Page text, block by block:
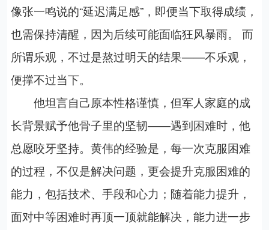
像张一鸣说的“延迟满足感”，即便当下取得成绩，
也需保持清醒，因为后续可能面临狂风暴雨。
而
所谓乐观，不过是熬过明天的结果——不乐观，
便撑不过当下。
他坦言自己原本性格谨慎，但军人家庭的成
长背景赋予他骨子里的坚韧——遇到困难时，他
总愿咬牙坚持。黄伟的经验是，每一次克服困难
的过程，不仅是解决问题，更会提升克服困难的
能力，包括技术、手段和心力；随着能力提升，
面对中等困难时再顶一顶就能解决，能力进一步